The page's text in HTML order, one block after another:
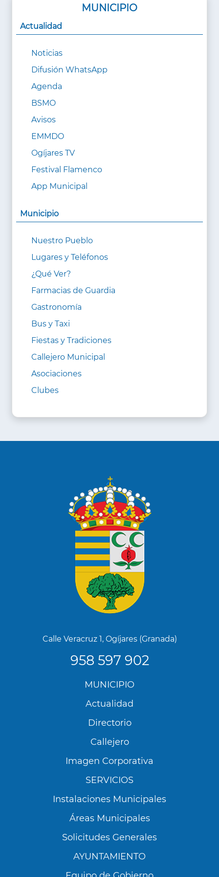
MUNICIPIO
Actualidad
Noticias
Difusión WhatsApp
Agenda
BSMO
Avisos
EMMDO
Ogíjares TV
Festival Flamenco
App Municipal
Municipio
Nuestro Pueblo
Lugares y Teléfonos
¿Qué Ver?
Farmacias de Guardia
Gastronomía
Bus y Taxi
Fiestas y Tradiciones
Callejero Municipal
Asociaciones
Clubes
Calle Veracruz 1, Ogíjares (Granada)
958 597 902
MUNICIPIO
Actualidad
Directorio
Callejero
Imagen Corporativa
SERVICIOS
Instalaciones Municipales
Áreas Municipales
Solicitudes Generales
AYUNTAMIENTO